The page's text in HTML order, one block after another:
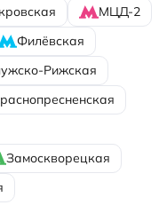
МЦД-2
Филёвская
Рижская
Замоскворецкая